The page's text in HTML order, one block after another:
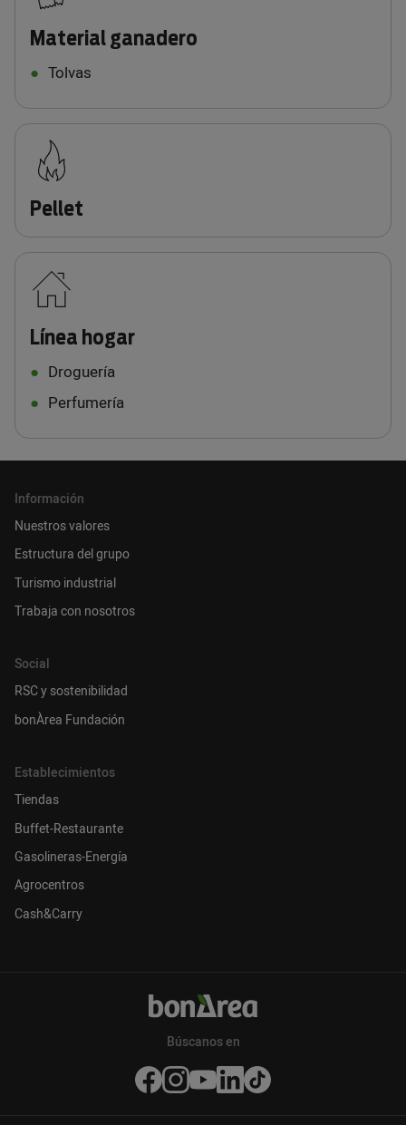
Material ganadero
Tolvas
Pellet
Línea hogar
Droguería
Perfumería
Información
Nuestros valores
Estructura del grupo
Turismo industrial
Trabaja con nosotros
Social
RSC y sostenibilidad
bonÀrea Fundación
Establecimientos
Tiendas
Buffet-Restaurante
Gasolineras-Energía
Agrocentros
Cash&Carry
Búscanos en